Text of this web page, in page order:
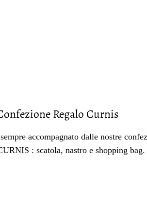
Regalo Curnis
accompagnato dalle nostre
: scatola, nastro e shopping bag.